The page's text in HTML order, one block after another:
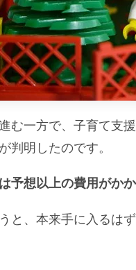
む一方で、子育て支
判明したのです。
予想以上の費用がか
と、本来手に入るは